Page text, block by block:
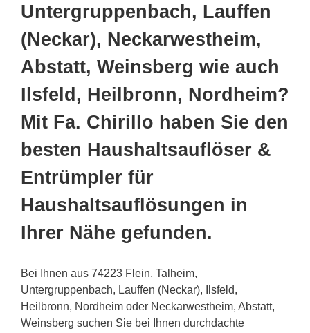
Untergruppenbach, Lauffen
(Neckar), Neckarwestheim,
Abstatt, Weinsberg wie auch
Ilsfeld, Heilbronn, Nordheim?
Mit Fa. Chirillo haben Sie den
besten Haushaltsauflöser &
Entrümpler für
Haushaltsauflösungen in
Ihrer Nähe gefunden.
Bei Ihnen aus 74223 Flein, Talheim,
Untergruppenbach, Lauffen (Neckar), Ilsfeld,
Heilbronn, Nordheim oder Neckarwestheim, Abstatt,
Weinsberg suchen Sie bei Ihnen durchdachte